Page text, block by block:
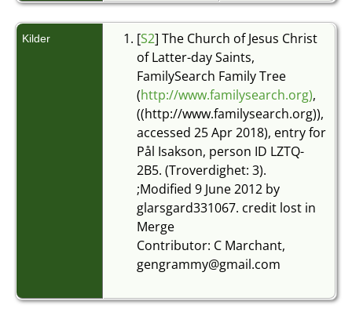
Kilder [S2] The Church of Jesus Christ
of Latter-day Saints,
FamilySearch Family Tree
(http://www.familysearch.org),
((http://www.familysearch.org)),
accessed 25 Apr 2018), entry for
Pål Isakson, person ID LZTQ-
2B5. (Troverdighet: 3).
;Modified 9 June 2012 by
glarsgard331067. credit lost in
Merge
Contributor: C Marchant,
gengrammy@gmail.com